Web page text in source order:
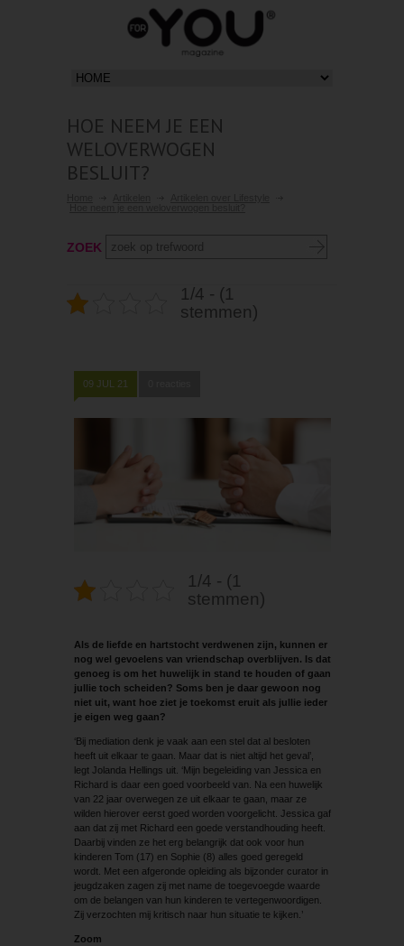
HOE NEEM JE EEN
WELOVERWOGEN
BESLUIT?
ZOEK
1/4 - (1
stemmen)
09 JUL 21
1/4 - (1
stemmen)
Als de liefde en hartstocht verdwenen zijn, kunnen er
nog wel gevoelens van vriendschap overblijven. Is dat
genoeg is om het huwelijk in stand te houden of gaan
jullie toch scheiden? Soms ben je daar gewoon nog
niet uit, want hoe ziet je toekomst eruit als jullie ieder
je eigen weg gaan?
‘Bij mediation denk je vaak aan een stel dat al besloten
heeft uit elkaar te gaan. Maar dat is niet altijd het geval’,
legt Jolanda Hellings uit. ‘Mijn begeleiding van Jessica en
Richard is daar een goed voorbeeld van. Na een huwelijk
van 22 jaar overwegen ze uit elkaar te gaan, maar ze
wilden hierover eerst goed worden voorgelicht. Jessica gaf
aan dat zij met Richard een goede verstandhouding heeft.
Daarbij vinden ze het erg belangrijk dat ook voor hun
kinderen Tom (17) en Sophie (8) alles goed geregeld
wordt. Met een afgeronde opleiding als bijzonder curator in
jeugdzaken zagen zij met name de toegevoegde waarde
om de belangen van hun kinderen te vertegenwoordigen.
Zij verzochten mij kritisch naar hun situatie te kijken.’
Zoom